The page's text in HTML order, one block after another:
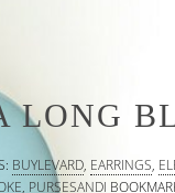
LONG
BUYLEVARD, EARRINGS,
, PURSESANDI